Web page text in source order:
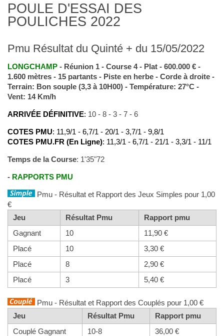
POULE D'ESSAI DES
POULICHES 2022
Pmu Résultat du Quinté + du 15/05/2022
LONGCHAMP- Réunion 1 - Course 4 - Plat - 600.000 € -
1.600 mètres - 15 partants - Piste en herbe - Corde à droite -
Terrain: Bon souple (3,3 à 10H00) - Température: 27°C -
Vent: 14 Km/h
ARRIVÉE DÉFINITIVE: 10 - 8 - 3 - 7 - 6
COTES PMU: 11,9/1 - 6,7/1 - 20/1 - 3,7/1 - 9,8/1
COTES PMU.FR (En Ligne): 11,3/1 - 6,7/1 - 21/1 - 3,3/1 - 11/1
Temps de la Course: 1'35"72
- RAPPORTS PMU
Pmu - Résultat et Rapport des Jeux Simples pour 1,00
€
Jeu
Résultat Pmu
Rapport pmu
Gagnant
10
11,90 €
Placé
10
3,30 €
Placé
8
2,90 €
Placé
3 5,40 €
Pmu - Résultat et Rapport des Couplés pour 1,00 €
Jeu
Résultat Pmu
Rapport pmu
Couplé Gagnant
10-8
36,00 €